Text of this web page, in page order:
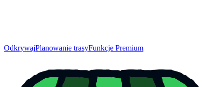
OdkrywajPlanowanie trasyFunkcje Premium